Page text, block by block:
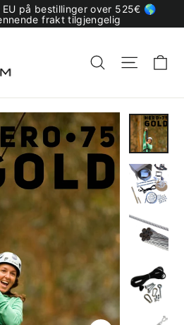
på bestillinger over 525€ 🌎
frakt tilgjengelig
Søk